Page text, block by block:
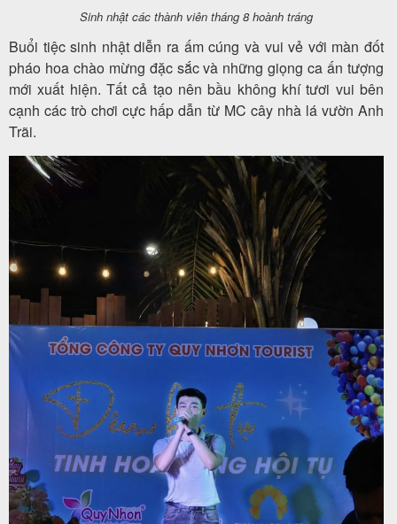
Sinh nhật các thành viên tháng 8 hoành tráng
Buổi tiệc sinh nhật diễn ra ấm cúng và vui vẻ với màn đốt
pháo hoa chào mừng đặc sắc và những giọng ca ấn tượng
mới xuất hiện. Tất cả tạo nên bầu không khí tươi vui bên
cạnh các trò chơi cực hấp dẫn từ MC cây nhà lá vườn Anh
Trãi.